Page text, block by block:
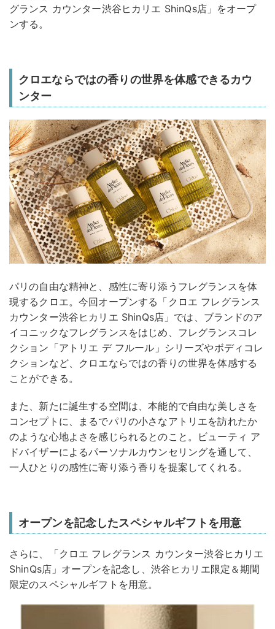
グランス カウンター渋谷ヒカリエ ShinQs店」をオープ
ンする。
クロエならではの香りの世界を体感できるカウ
ンター
パリの自由な精神と、感性に寄り添うフレグランスを体
現するクロエ。今回オープンする「クロエ フレグランス
カウンター渋谷ヒカリエ ShinQs店」では、ブランドのア
イコニックなフレグランスをはじめ、フレグランスコレ
クション「アトリエ デ フルール」シリーズやボディコレ
クションなど、クロエならではの香りの世界を体感する
ことができる。
また、新たに誕生する空間は、本能的で自由な美しさを
コンセプトに、まるでパリの小さなアトリエを訪れたか
のような心地よさを感じられるとのこと。ビューティ ア
ドバイザーによるパーソナルカウンセリングを通して、
一人ひとりの感性に寄り添う香りを提案してくれる。
オープンを記念したスペシャルギフトを用意
さらに、「クロエ フレグランス カウンター渋谷ヒカリエ
ShinQs店」オープンを記念し、渋谷ヒカリエ限定＆期間
限定のスペシャルギフトを用意。